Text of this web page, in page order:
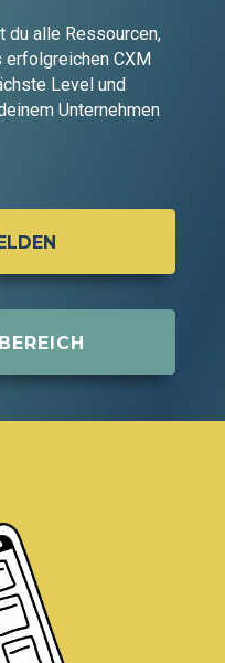
du alle Ressourcen,
CXM
Level und
Unternehmen